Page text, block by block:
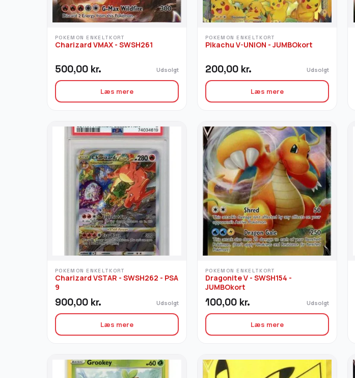
POKEMON ENKELTKORT
Charizard VMAX - SWSH261
500,00 kr. Udsolgt
Læs mere
POKEMON ENKELTKORT
Pikachu V-UNION - JUMBOkort
200,00 kr. Udsolgt
Læs mere
POKEMON ENKELTKORT
Charizard VSTAR - SWSH262 - PSA
9
900,00 kr. Udsolgt
Læs mere
POKEMON ENKELTKORT
Dragonite V - SWSH154 -
JUMBOkort
100,00 kr. Udsolgt
Læs mere